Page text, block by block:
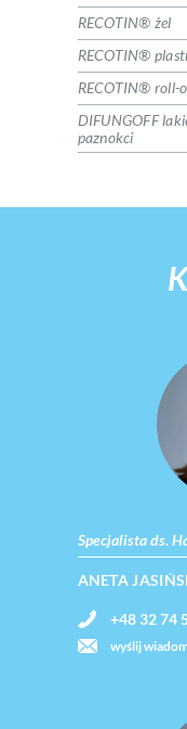
RECOTIN® roll-on
Ukąszenia owadów
RECOTIN® żel
Ukąszenia owadów
DIFUNGOFF lakier
przeciwgrzybiczy
Grzybica paznokci
RECOTIN® żel
RECOTIN®
RECOTIN® roll-
DIFUNGOFF
paznokci
Specjalista ds.
ANETA
+48 32 74
wyślij